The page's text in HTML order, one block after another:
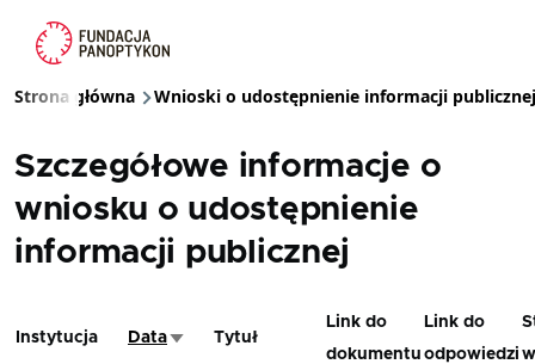
Ścieżka nawigacyjna
Strona główna Wnioski o udostępnienie informacji publicznej
Szczegółowe informacje o
wniosku o udostępnienie
informacji publicznej
Instytucja DataSortuj rosnąco
Tytuł
Link do
dokumentu
Link do
odpowiedzi